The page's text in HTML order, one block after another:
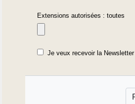
Extensions autorisées : toutes
Je veux recevoir la Newsletter